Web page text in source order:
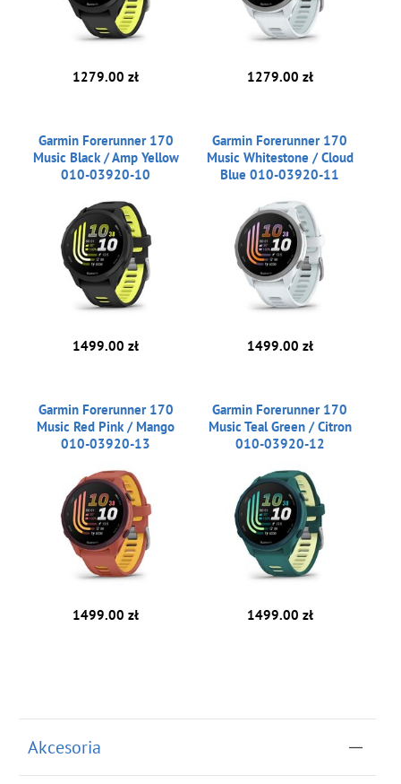
1279.00 zł 1279.00 zł
Garmin Forerunner 170
Music Black / Amp Yellow
010-03920-10
1499.00 zł
Garmin Forerunner 170
Music Whitestone / Cloud
Blue 010-03920-11
1499.00 zł
Garmin Forerunner 170
Music Red Pink / Mango
010-03920-13
1499.00 zł
Garmin Forerunner 170
Music Teal Green / Citron
010-03920-12
1499.00 zł
Akcesoria